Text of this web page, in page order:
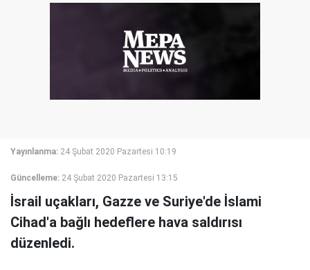
Yayınlanma: 24 Şubat 2020 Pazartesi 10:19
Güncelleme: 24 Şubat 2020 Pazartesi 13:15
İsrail uçakları, Gazze ve Suriye'de İslami
Cihad'a bağlı hedeflere hava saldırısı
düzenledi.